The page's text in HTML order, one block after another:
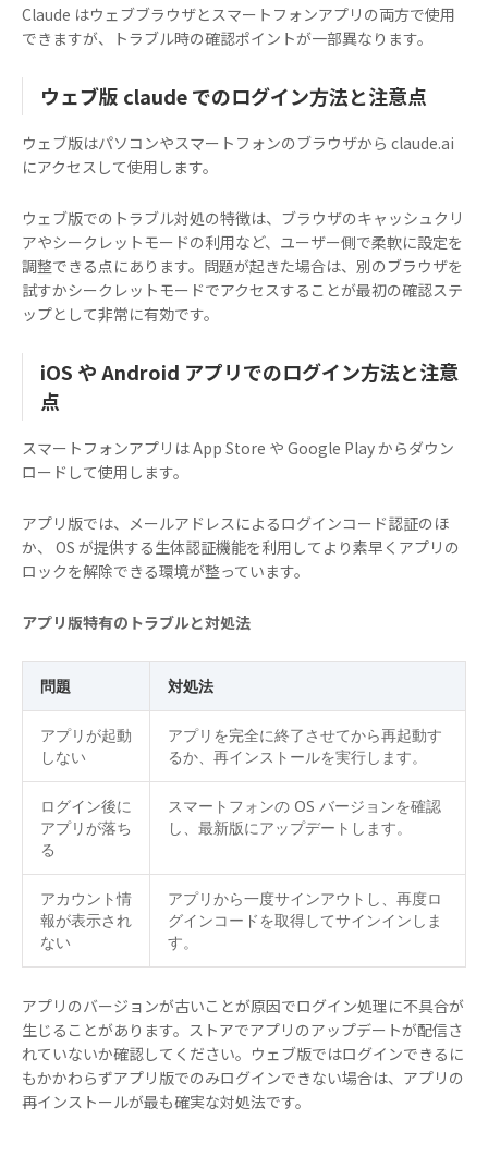
Claude はウェブブラウザとスマートフォンアプリの両方で使用
できますが、トラブル時の確認ポイントが一部異なります。
ウェブ版 claude でのログイン方法と注意点
ウェブ版はパソコンやスマートフォンのブラウザから claude.ai
にアクセスして使用します。
ウェブ版でのトラブル対処の特徴は、ブラウザのキャッシュクリ
アやシークレットモードの利用など、ユーザー側で柔軟に設定を
調整できる点にあります。問題が起きた場合は、別のブラウザを
試すかシークレットモードでアクセスすることが最初の確認ステ
ップとして非常に有効です。
iOS や Android アプリでのログイン方法と注意
点
スマートフォンアプリは App Store や Google Play からダウン
ロードして使用します。
アプリ版では、メールアドレスによるログインコード認証のほ
か、 OS が提供する生体認証機能を利用してより素早くアプリの
ロックを解除できる環境が整っています。
アプリ版特有のトラブルと対処法
問題 対処法
アプリが起動
しない
アプリを完全に終了させてから再起動す
るか、再インストールを実行します。
ログイン後に
アプリが落ち
る
スマートフォンの OS バージョンを確認
し、最新版にアップデートします。
アカウント情
報が表示され
ない
アプリから一度サインアウトし、再度ロ
グインコードを取得してサインインしま
す。
アプリのバージョンが古いことが原因でログイン処理に不具合が
生じることがあります。ストアでアプリのアップデートが配信さ
れていないか確認してください。ウェブ版ではログインできるに
もかかわらずアプリ版でのみログインできない場合は、アプリの
再インストールが最も確実な対処法です。